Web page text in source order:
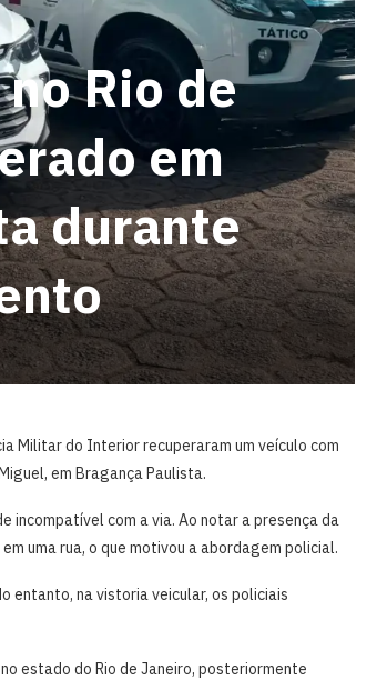
Rio de
em
durante
Militar do Interior recuperaram um veículo com
em Bragança Paulista.
incompatível com a via. Ao notar a presença da
uma rua, o que motivou a abordagem policial.
entanto, na vistoria veicular, os policiais
estado do Rio de Janeiro, posteriormente